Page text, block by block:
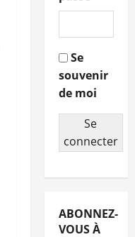
Se
souvenir
de moi
Se
connecter
ABONNEZ-
VOUS À